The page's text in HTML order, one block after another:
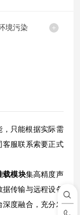
境污染
，只能根据实际需
客服联系索要正式
载模块集高精度声
传输与远程设备
深度融合，充分发